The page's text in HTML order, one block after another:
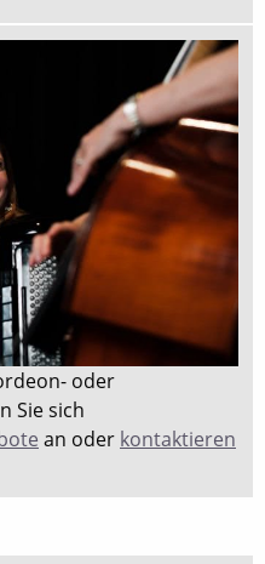
oder
Sie sich
an oder kontaktieren